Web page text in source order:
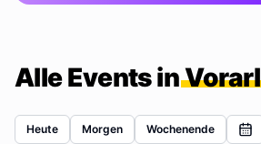
Alle Events in
Heute Morgen Wochenende